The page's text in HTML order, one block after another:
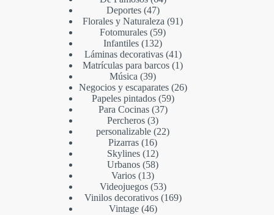
Deportes 47
Florales y Naturaleza 91
Fotomurales 59
Infantiles 132
Láminas decorativas 41
Matrículas para barcos 1
Música 39
Negocios y escaparates 26
Papeles pintados 59
Para Cocinas 37
Percheros 3
personalizable 22
Pizarras 16
Skylines 12
Urbanos 58
Varios 13
Videojuegos 53
Vinilos decorativos 169
Vintage 46